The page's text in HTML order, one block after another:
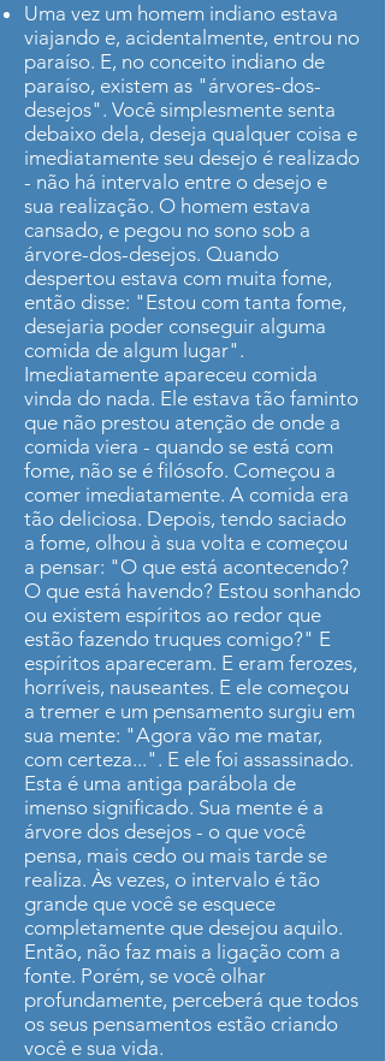
Uma vez um homem indiano estava
viajando e, acidentalmente, entrou no
paraíso. E, no conceito indiano de
paraíso, existem as "árvores-dos-
desejos". Você simplesmente senta
debaixo dela, deseja qualquer coisa e
imediatamente seu desejo é realizado
- não há intervalo entre o desejo e
sua realização. O homem estava
cansado, e pegou no sono sob a
árvore-dos-desejos. Quando
despertou estava com muita fome,
então disse: "Estou com tanta fome,
desejaria poder conseguir alguma
comida de algum lugar".
Imediatamente apareceu comida
vinda do nada. Ele estava tão faminto
que não prestou atenção de onde a
comida viera - quando se está com
fome, não se é filósofo. Começou a
comer imediatamente. A comida era
tão deliciosa. Depois, tendo saciado
a fome, olhou à sua volta e começou
a pensar: "O que está acontecendo?
O que está havendo? Estou sonhando
ou existem espíritos ao redor que
estão fazendo truques comigo?" E
espíritos apareceram. E eram ferozes,
horríveis, nauseantes. E ele começou
a tremer e um pensamento surgiu em
sua mente: "Agora vão me matar,
com certeza...". E ele foi assassinado.
Esta é uma antiga parábola de
imenso significado. Sua mente é a
árvore dos desejos - o que você
pensa, mais cedo ou mais tarde se
realiza. Às vezes, o intervalo é tão
grande que você se esquece
completamente que desejou aquilo.
Então, não faz mais a ligação com a
fonte. Porém, se você olhar
profundamente, perceberá que todos
os seus pensamentos estão criando
você e sua vida.